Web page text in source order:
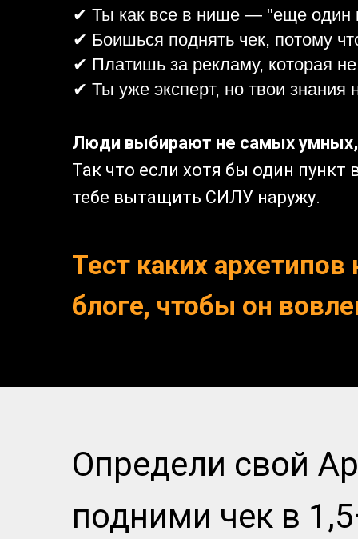
✔ Ты как все в нише — "еще один
✔ Боишься поднять чек, потому
✔ Платишь за рекламу, которая не
✔ Ты уже эксперт, но твои знания
Люди выбирают не самых
Так что если хотя бы один
тебе вытащить СИЛУ наружу.
Тест каких архетипов
блоге, чтобы он
Определи свой
подними чек в